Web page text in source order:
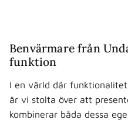
Benvärmare från
funktion
I en värld där
är vi stolta över att
kombinerar båda dessa